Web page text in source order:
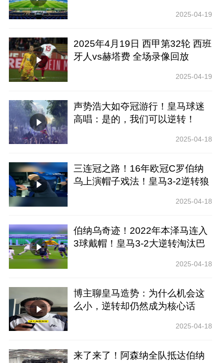
2025-04-19
2025年4月19日 西甲第32轮 西班
牙人vs赫塔费 全场录像回放
2025-04-19
声势浩大如夺冠游行！皇马球迷
高唱：是的，我们可以逆转！
2025-04-18
三连冠之路！16年欧冠C罗伯纳
乌上演帽子戏法！皇马3-2逆转狼
2025-04-18
伯纳乌奇迹！2022年本泽马连入
3球戴帽！皇马3-2大逆转淘汰巴
2025-04-18
博主聊皇马造势：为什么机会这
么小，逆转却仍然成为核心话
2025-04-18
来了来了！阿森纳全队抵达伯纳